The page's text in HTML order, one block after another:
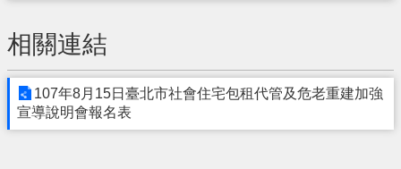
相關連結
107年8月15日臺北市社會住宅包租代管及危老重建加強
宣導說明會報名表